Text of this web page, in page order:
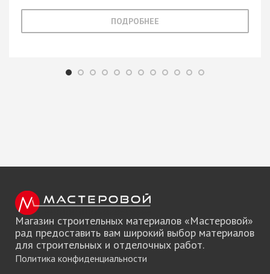
ПОДРОБНЕЕ
Магазин строительных материалов «Мастеровой»
рад предоставить вам широкий выбор материалов
для строительных и отделочных работ.
Политика конфиденциальности